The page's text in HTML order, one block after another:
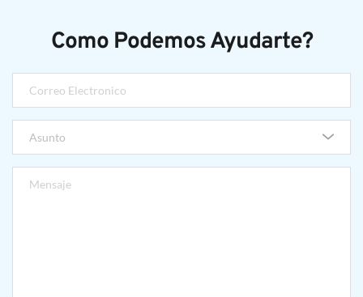
Como Podemos Ayudarte?
Asunto